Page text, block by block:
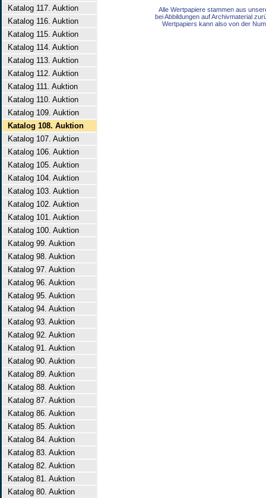
Katalog 117. Auktion
Katalog 116. Auktion
Katalog 115. Auktion
Katalog 114. Auktion
Katalog 113. Auktion
Katalog 112. Auktion
Katalog 111. Auktion
Katalog 110. Auktion
Katalog 109. Auktion
Katalog 108. Auktion
Katalog 107. Auktion
Katalog 106. Auktion
Katalog 105. Auktion
Katalog 104. Auktion
Katalog 103. Auktion
Katalog 102. Auktion
Katalog 101. Auktion
Katalog 100. Auktion
Katalog 99. Auktion
Katalog 98. Auktion
Katalog 97. Auktion
Katalog 96. Auktion
Katalog 95. Auktion
Katalog 94. Auktion
Katalog 93. Auktion
Katalog 92. Auktion
Katalog 91. Auktion
Katalog 90. Auktion
Katalog 89. Auktion
Katalog 88. Auktion
Katalog 87. Auktion
Katalog 86. Auktion
Katalog 85. Auktion
Katalog 84. Auktion
Katalog 83. Auktion
Katalog 82. Auktion
Katalog 81. Auktion
Katalog 80. Auktion
Alle Wertpapiere stammen aus
bei Abbildungen auf Archivmaterial
Wertpapiers kann also von der